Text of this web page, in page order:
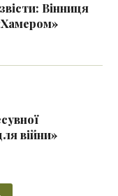
Вінниця
війни»